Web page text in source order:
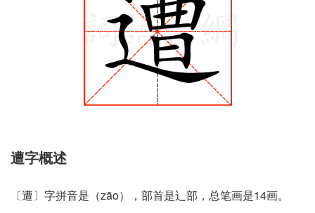
遭字概述
〔遭〕字拼音是（zāo），部首是辶部，总笔画是14画。